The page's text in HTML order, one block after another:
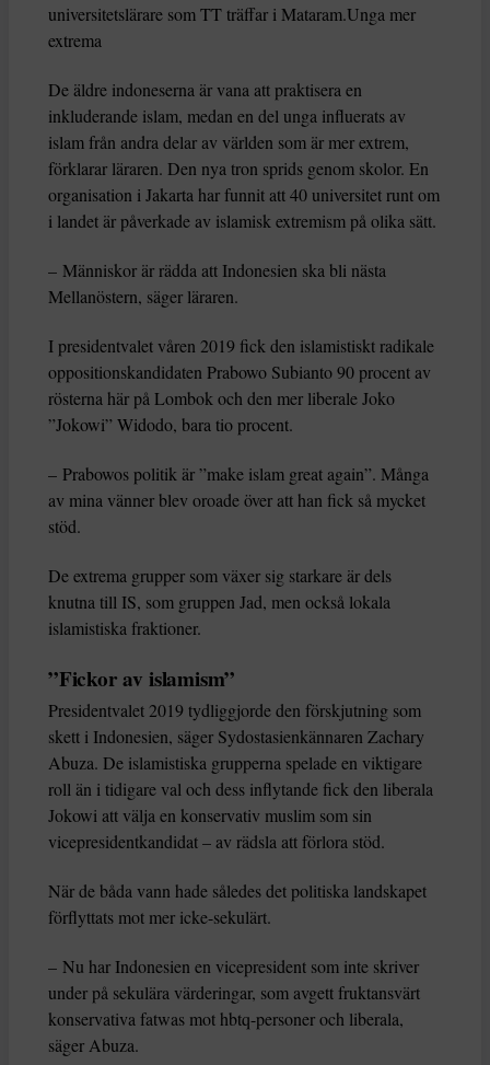
universitetslärare som TT träffar i Mataram.Unga mer
extrema
De äldre indoneserna är vana att praktisera en
inkluderande islam, medan en del unga influerats av
islam från andra delar av världen som är mer extrem,
förklarar läraren. Den nya tron sprids genom skolor. En
organisation i Jakarta har funnit att 40 universitet runt om
i landet är påverkade av islamisk extremism på olika sätt.
– Människor är rädda att Indonesien ska bli nästa
Mellanöstern, säger läraren.
I presidentvalet våren 2019 fick den islamistiskt radikale
oppositionskandidaten Prabowo Subianto 90 procent av
rösterna här på Lombok och den mer liberale Joko
”Jokowi” Widodo, bara tio procent.
– Prabowos politik är ”make islam great again”. Många
av mina vänner blev oroade över att han fick så mycket
stöd.
De extrema grupper som växer sig starkare är dels
knutna till IS, som gruppen Jad, men också lokala
islamistiska fraktioner.
”Fickor av islamism”
Presidentvalet 2019 tydliggjorde den förskjutning som
skett i Indonesien, säger Sydostasienkännaren Zachary
Abuza. De islamistiska grupperna spelade en viktigare
roll än i tidigare val och dess inflytande fick den liberala
Jokowi att välja en konservativ muslim som sin
vicepresidentkandidat – av rädsla att förlora stöd.
När de båda vann hade således det politiska landskapet
förflyttats mot mer icke-sekulärt.
– Nu har Indonesien en vicepresident som inte skriver
under på sekulära värderingar, som avgett fruktansvärt
konservativa fatwas mot hbtq-personer och liberala,
säger Abuza.